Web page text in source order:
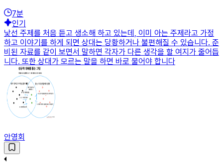
7분
인기
낯선 주제를 처음 듣고 생소해 하고 있는데, 이미 아는 주제라고 가정
하고 이야기를 하게 되면 상대는 당황하거나 불편해질 수 있습니다. 준
비된 자료를 같이 보면서 말하면 각자가 다른 생각을 할 여지가 줄어듭
니다. 또한 상대가 모르는 말을 하면 바로 물어야 합니다
안영회